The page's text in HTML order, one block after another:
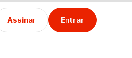
Assinar Entrar